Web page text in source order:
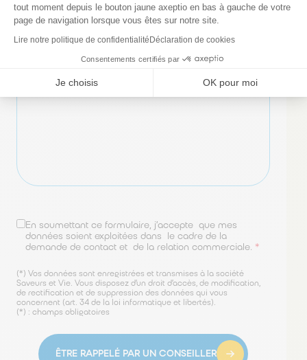
Votre message
En soumettant ce formulaire, j’accepte que mes
données soient exploitées dans le cadre de la
demande de contact et de la relation commerciale. *
(*) Vos données sont enregistrées et transmises à la société
Saveurs et Vie. Vous disposez d’un droit d’accès, de modification,
de rectification et de suppression des données qui vous
concernent (art. 34 de la loi informatique et libertés).
(*) : champs obligatoires
ÊTRE RAPPELÉ PAR UN CONSEILLER
tout moment depuis le bouton jaune axeptio en bas à gauche de votre
page de navigation lorsque vous êtes sur notre site.
Lire notre politique de confidentialitéDéclaration de cookies
Consentements certifiés par
Je choisis OK pour moi